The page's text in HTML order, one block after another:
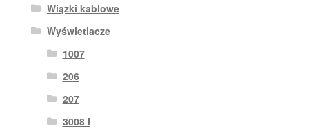
Wiązki kablowe
Wyświetlacze
1007
206
207
3008 I